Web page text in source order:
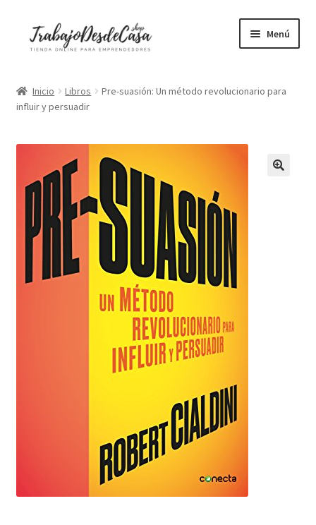
Menú
Mesas elevables
Sillas ergonómicas
Libros
Accesorios
Inicio Libros
Pre-suasión: Un método revolucionario para
influir y persuadir